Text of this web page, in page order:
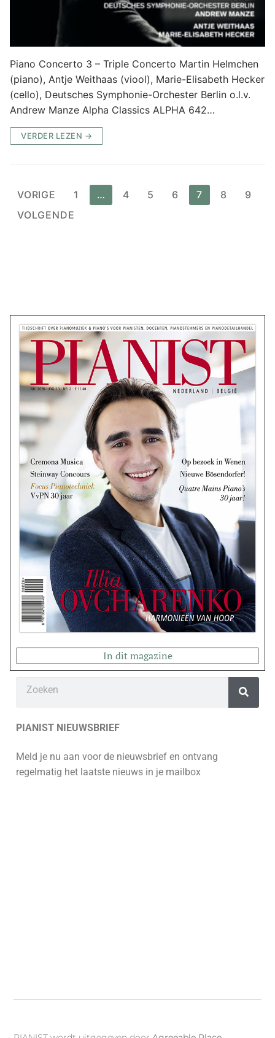
Piano Concerto 3 – Triple Concerto Martin Helmchen
(piano), Antje Weithaas (viool), Marie-Elisabeth Hecker
(cello), Deutsches Symphonie-Orchester Berlin o.l.v.
Andrew Manze Alpha Classics ALPHA 642…
VERDER LEZEN →
VORIGE 1 … 4 5 6 7 8
9
VOLGENDE
In dit magazine
PIANIST NIEUWSBRIEF
Meld je nu aan voor de nieuwsbrief en ontvang
regelmatig het laatste nieuws in je mailbox